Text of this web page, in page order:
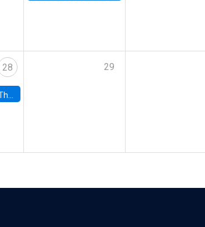
28 29